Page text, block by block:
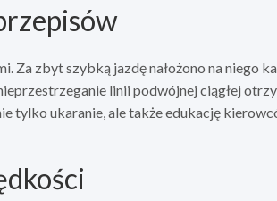
Za zbyt szybką jazdę nałożono na niego
linii podwójnej ciągłej
tylko ukaranie, ale także edukację